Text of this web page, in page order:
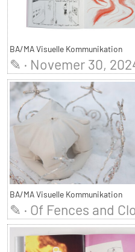
BA/MA Visuelle Kommunikation
✎ · Novemer 30,
BA/MA Visuelle Kommunikation
✎ · Of Fences and